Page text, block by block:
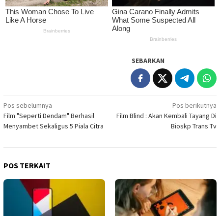
SEBARKAN
Navigasi
pos
Pos sebelumnya
Film "Seperti Dendam" Berhasil
Menyambet Sekaligus 5 Piala Citra
Pos berikutnya
Film Blind : Akan Kembali Tayang Di
Bioskp Trans Tv
POS TERKAIT